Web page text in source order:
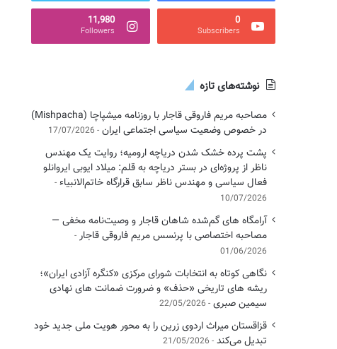
0
Subscribers
11,980
Followers
نوشته‌های تازه
مصاحبه مریم فاروقی قاجار با روزنامه میشپاچا (Mishpacha)
در خصوص وضعیت سیاسی اجتماعی ایران 17/07/2026
پشت پرده خشک شدن دریاچه ارومیه؛ روایت یک مهندس
ناظر از پروژه‌ای در بستر دریاچه به قلم: میلاد ایوبی ایروانلو
فعال سیاسی و مهندس ناظر سابق قرارگاه خاتم‌الانبیاء
10/07/2026
آرامگاه های گم‌شده شاهان قاجار و وصیت‌نامه مخفی —
مصاحبه اختصاصی با پرنسس مریم فاروقی قاجار
01/06/2026
نگاهی کوتاه به انتخابات شورای مرکزی «کنگره آزادی ایران»؛
ریشه های تاریخی «حذف» و ضرورت ضمانت های نهادی
سیمین صبری 22/05/2026
قزاقستان میراث اردوی زرین را به محور هویت ملی جدید خود
تبدیل می‌کند 21/05/2026